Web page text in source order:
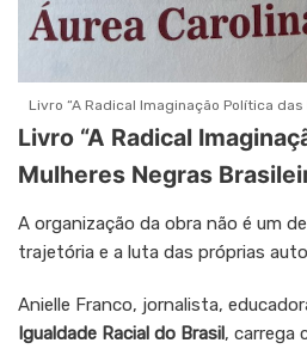
Livro “A Radical Imaginação Política
Livro “A Radical
Mulheres Negras
A organização da obra não é um
trajetória e a luta das próprias
Anielle Franco, jornalista,
Igualdade Racial do Brasil, carrega